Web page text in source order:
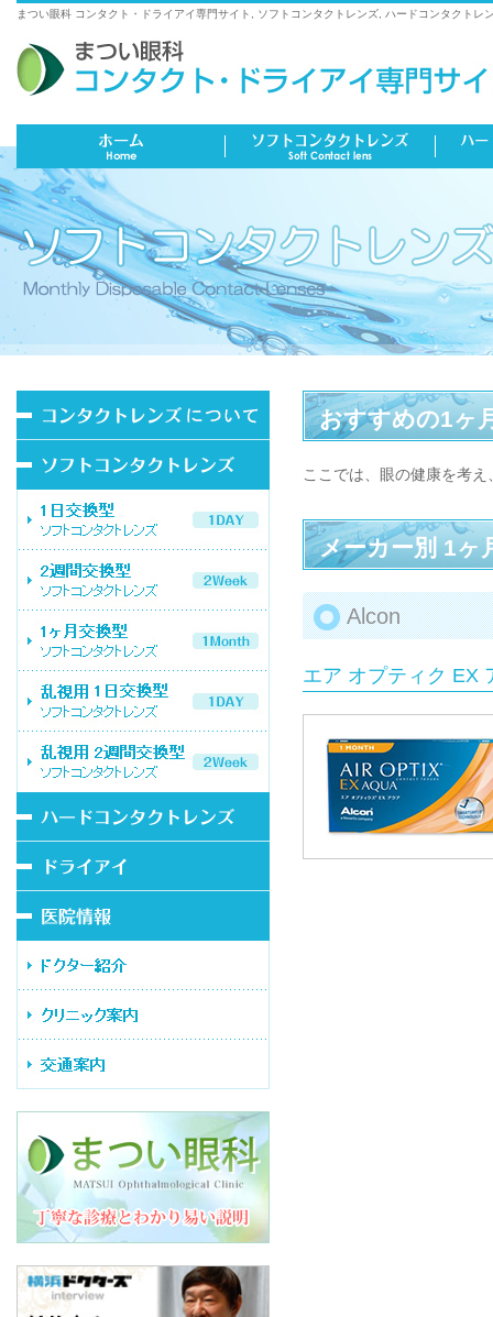
まつい眼科 コンタクト・ドライアイ専門サイト, ソフトコンタクトレンズ, ハードコンタクトレ
おすすめの1ヶ
ここでは、眼の健康を考
メーカー別 1ヶ
Alcon
エア オプティク EX